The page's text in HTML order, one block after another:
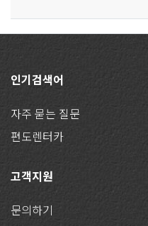
인기검색어
자주 묻는 질문
편도렌터카
고객지원
문의하기